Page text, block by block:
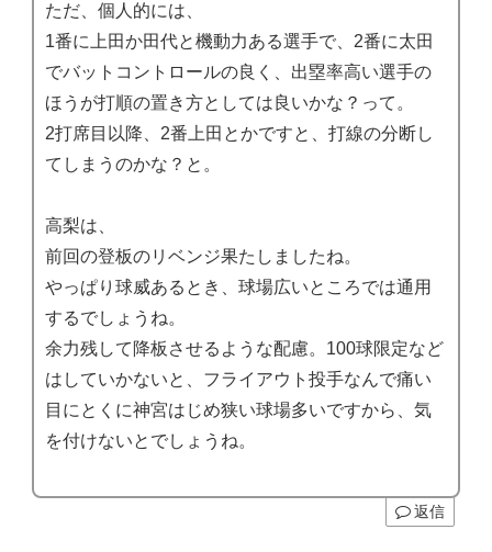
ただ、個人的には、
1番に上田か田代と機動力ある選手で、2番に太田
でバットコントロールの良く、出塁率高い選手の
ほうが打順の置き方としては良いかな？って。
2打席目以降、2番上田とかですと、打線の分断し
てしまうのかな？と。
高梨は、
前回の登板のリベンジ果たしましたね。
やっぱり球威あるとき、球場広いところでは通用
するでしょうね。
余力残して降板させるような配慮。100球限定など
はしていかないと、フライアウト投手なんで痛い
目にとくに神宮はじめ狭い球場多いですから、気
を付けないとでしょうね。
返信